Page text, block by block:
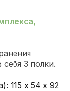
3 полки.
115 х 54 х 92